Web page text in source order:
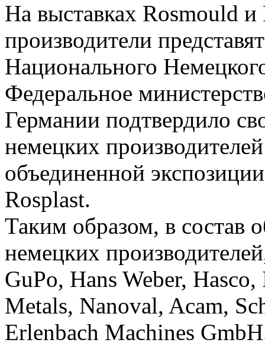
На выставках Rosmould
производители
Национального
Федеральное
Германии подтвердило
немецких
объединенной
Rosplast.
Таким образом, в состав
немецких
GuPo, Hans Weber,
Metals, Nanoval, Acam,
Erlenbach Machines